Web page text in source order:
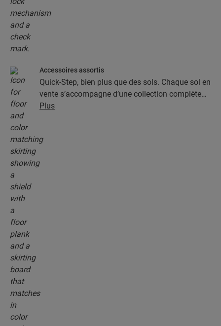
Accessoires assortis
Quick-Step, bien plus que des sols. Chaque sol en
vente s’accompagne d’une collection complète
d’accessoires, parmi lesquels des sous-couches,
Plus